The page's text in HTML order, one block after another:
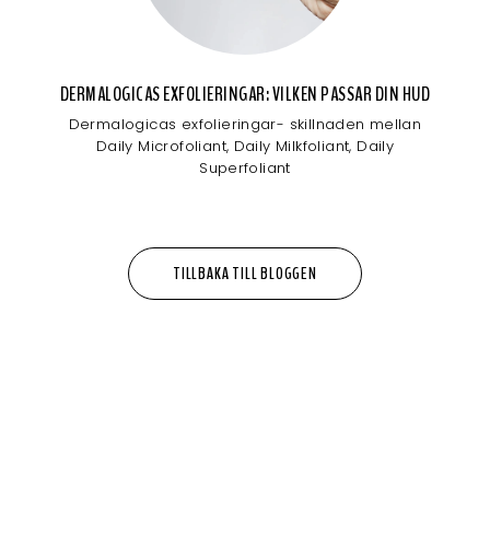
DERMALOGICAS EXFOLIERINGAR: VILKEN PASSAR DIN HUD
Dermalogicas exfolieringar- skillnaden mellan
Daily Microfoliant, Daily Milkfoliant, Daily
Superfoliant
TILLBAKA TILL BLOGGEN